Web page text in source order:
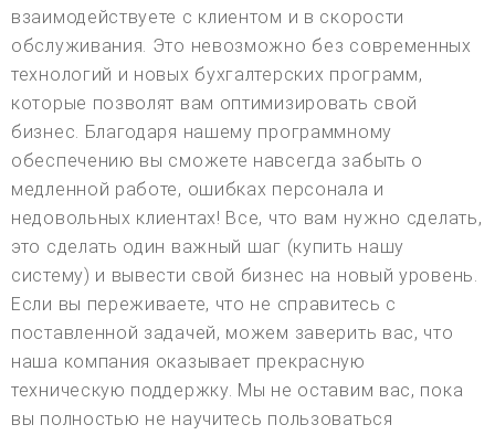
взаимодействуете с клиентом и в скорости
обслуживания. Это невозможно без современных
технологий и новых бухгалтерских программ,
которые позволят вам оптимизировать свой
бизнес. Благодаря нашему программному
обеспечению вы сможете навсегда забыть о
медленной работе, ошибках персонала и
недовольных клиентах! Все, что вам нужно сделать,
это сделать один важный шаг (купить нашу
систему) и вывести свой бизнес на новый уровень.
Если вы переживаете, что не справитесь с
поставленной задачей, можем заверить вас, что
наша компания оказывает прекрасную
техническую поддержку. Мы не оставим вас, пока
вы полностью не научитесь пользоваться